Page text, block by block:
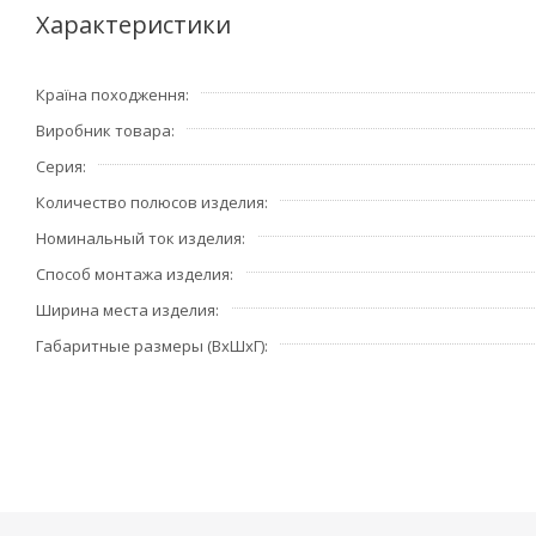
Icc = 1 кА (с предохранителем или автоматом 10А)
Размер - 1 модуль (17,5 мм)
Рабочая температура от -20 до +50ºС
Температура хранения от -40 до +80ºС)
Характеристики
Країна походження
Виробник товара
Серия
Количество полюсов изделия
Номинальный ток изделия
Способ монтажа изделия
Ширина места изделия
Габаритные размеры (ВхШхГ)